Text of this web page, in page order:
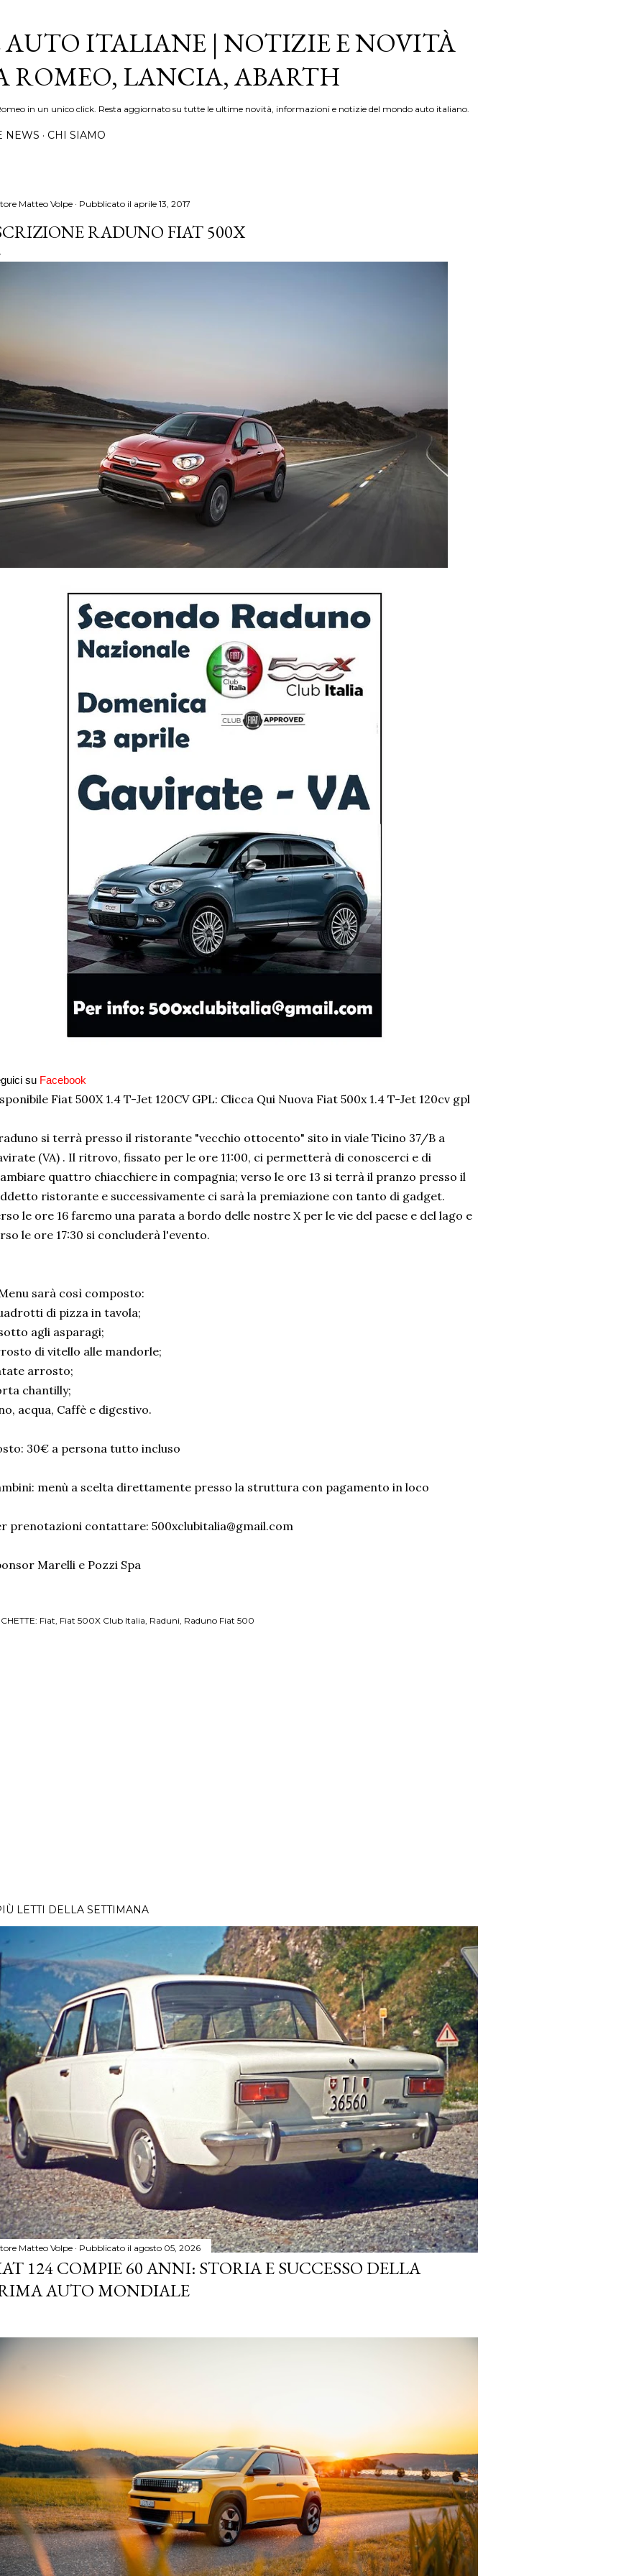
AUTO ITALIANE | NOTIZIE E NOVITÀ
ROMEO, LANCIA, ABARTH
in un unico click. Resta aggiornato su tutte le ultime novità, informazioni e notizie del mondo auto italiano.
NEWS CHI SIAMO
Matteo Volpe Pubblicato il aprile 13, 2017
RADUNO FIAT 500X
su Facebook
Fiat 500X 1.4 T-Jet 120CV GPL: Clicca Qui Nuova Fiat 500x 1.4 T-Jet 120cv gpl
si terrà presso il ristorante "vecchio ottocento" sito in viale Ticino 37/B a
(VA) . Il ritrovo, fissato per le ore 11:00, ci permetterà di conoscerci e di
quattro chiacchiere in compagnia; verso le ore 13 si terrà il pranzo presso il
ristorante e successivamente ci sarà la premiazione con tanto di gadget.
le ore 16 faremo una parata a bordo delle nostre X per le vie del paese e del lago e
le ore 17:30 si concluderà l'evento.
sarà così composto:
di pizza in tavola;
agli asparagi;
di vitello alle mandorle;
arrosto;
chantilly;
acqua, Caffè e digestivo.
30€ a persona tutto incluso
menù a scelta direttamente presso la struttura con pagamento in loco
prenotazioni contattare: 500xclubitalia@gmail.com
Marelli e Pozzi Spa
Fiat Fiat 500X Club Italia Raduni Raduno Fiat 500
LETTI DELLA SETTIMANA
Matteo Volpe Pubblicato il agosto 05, 2026
124 COMPIE 60 ANNI: STORIA E SUCCESSO DELLA
AUTO MONDIALE